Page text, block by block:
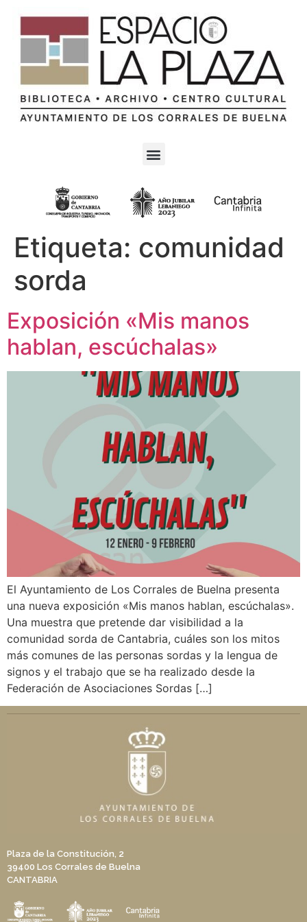
Etiqueta: comunidad
sorda
Exposición «Mis manos
hablan, escúchalas»
El Ayuntamiento de Los Corrales de Buelna presenta
una nueva exposición «Mis manos hablan, escúchalas».
Una muestra que pretende dar visibilidad a la
comunidad sorda de Cantabria, cuáles son los mitos
más comunes de las personas sordas y la lengua de
signos y el trabajo que se ha realizado desde la
Federación de Asociaciones Sordas […]
Plaza de la Constitución, 2
39400 Los Corrales de Buelna
CANTABRIA